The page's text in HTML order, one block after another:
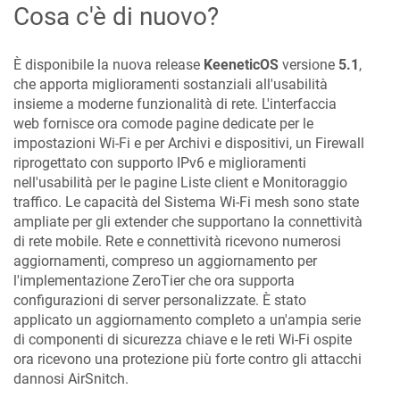
Cosa c'è di nuovo?
È disponibile la nuova release KeeneticOS versione 5.1,
che apporta miglioramenti sostanziali all'usabilità
insieme a moderne funzionalità di rete. L'interfaccia
web fornisce ora comode pagine dedicate per le
impostazioni Wi-Fi e per Archivi e dispositivi, un Firewall
riprogettato con supporto IPv6 e miglioramenti
nell'usabilità per le pagine Liste client e Monitoraggio
traffico. Le capacità del Sistema Wi-Fi mesh sono state
ampliate per gli extender che supportano la connettività
di rete mobile. Rete e connettività ricevono numerosi
aggiornamenti, compreso un aggiornamento per
l'implementazione ZeroTier che ora supporta
configurazioni di server personalizzate. È stato
applicato un aggiornamento completo a un'ampia serie
di componenti di sicurezza chiave e le reti Wi-Fi ospite
ora ricevono una protezione più forte contro gli attacchi
dannosi AirSnitch.